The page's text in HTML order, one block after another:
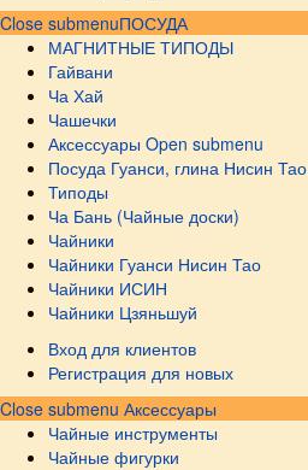
Close submenuПОСУДА
МАГНИТНЫЕ ТИПОДЫ
Гайвани
Ча Хай
Чашечки
Аксессуары Open submenu
Посуда Гуанси, глина Нисин Тао
Типоды
Ча Бань (Чайные доски)
Чайники
Чайники Гуанси Нисин Тао
Чайники ИСИН
Чайники Цзяньшуй
Вход для клиентов
Регистрация для новых
Close submenu Аксессуары
Чайные инструменты
Чайные фигурки